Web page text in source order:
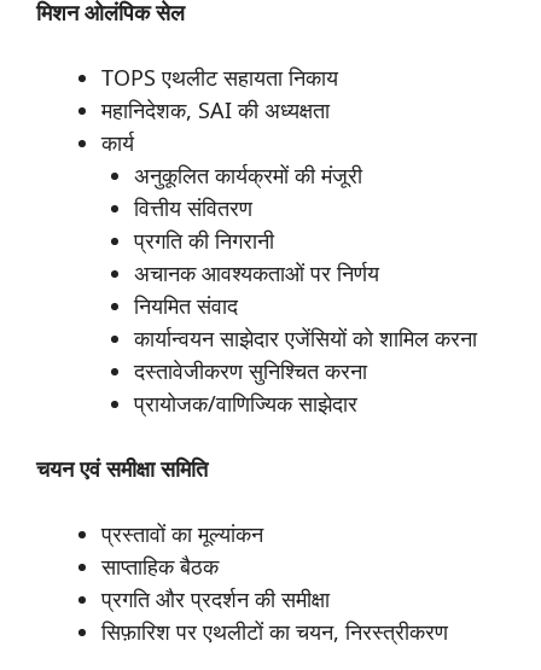
मिशनओलंपिकसेल
TOPS एथलीट सहायता निकाय
महानिदेशक, SAI की अध्यक्षता
कार्य
अनुकूलित कार्यक्रमों की मंजूरी
वित्तीय संवितरण
प्रगति की निगरानी
अचानक आवश्यकताओं पर निर्णय
नियमित संवाद
कार्यान्वयन साझेदार एजेंसियों को शामिल करना
दस्तावेजीकरण सुनिश्चित करना
प्रायोजक/वाणिज्यिक साझेदार
चयनएवंसमीक्षासमिति
प्रस्तावों का मूल्यांकन
साप्ताहिक बैठक
प्रगति और प्रदर्शन की समीक्षा
सिफ़ारिश पर एथलीटों का चयन, निरस्त्रीकरण